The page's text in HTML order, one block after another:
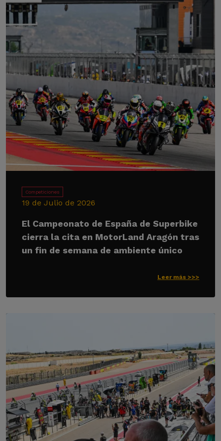
Competiciones
19 de Julio de 2026
El Campeonato de España de Superbike
cierra la cita en MotorLand Aragón tras
un fin de semana de ambiente único
Leer más >>>